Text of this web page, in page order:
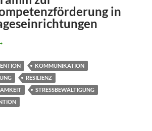
in
KOMMUNIKATION
RESILIENZ
STRESSBEWÄLTIGUNG